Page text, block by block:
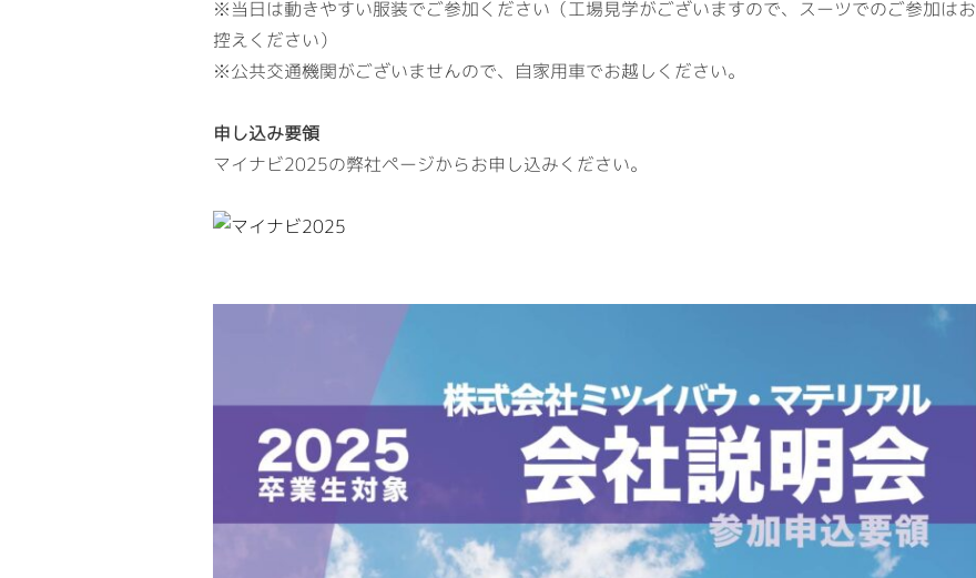
ISO認証
※当日は動きやすい服装でご参加ください（工場見学がございますので、スーツでのご参加はお
控えください）
※公共交通機関がございませんので、自家用車でお越しください。
申し込み要領
マイナビ2025の弊社ページからお申し込みください。